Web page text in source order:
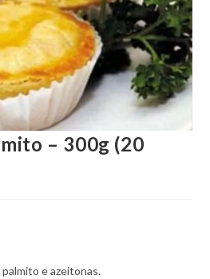
– 300g (20
e azeitonas.